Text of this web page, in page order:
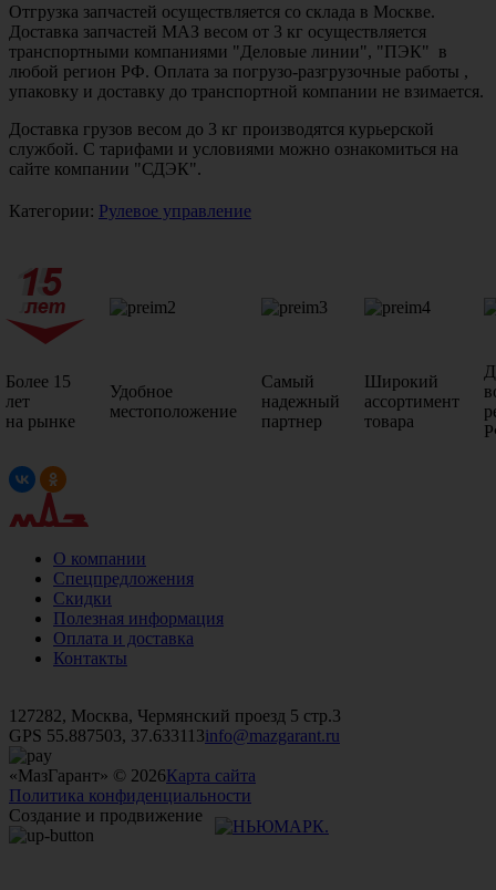
Отгрузка запчастей осуществляется со склада в Москве.
Доставка запчастей МАЗ весом от 3 кг осуществляется
транспортными компаниями "Деловые линии", "ПЭК" в
любой регион РФ. Оплата за погрузо-разгрузочные работы ,
упаковку и доставку до транспортной компании не взимается.
Доставка грузов весом до 3 кг производятся курьерской
службой. С тарифами и условиями можно ознакомиться на
сайте компании "СДЭК".
Категории: Рулевое управление
Более 15
лет
на рынке
Удобное
местоположение
Самый
надежный
партнер
Широкий
ассортимент
товара
О компании
Спецпредложения
Скидки
Полезная информация
Оплата и доставка
Контакты
127282, Москва, Чермянский проезд 5 стр.3
GPS 55.887503, 37.633113info@mazgarant.ru
«МазГарант» © 2026Карта сайта
Политика конфиденциальности
Создание и продвижение